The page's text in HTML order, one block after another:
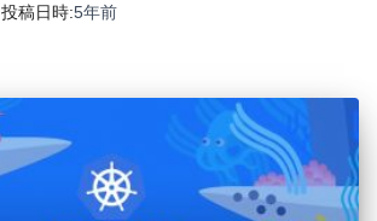
投稿日時:5年前